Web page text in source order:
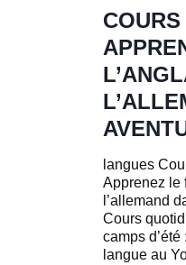
t
t
langues
Apprenez le
l’allemand
Cours
camps
langue au